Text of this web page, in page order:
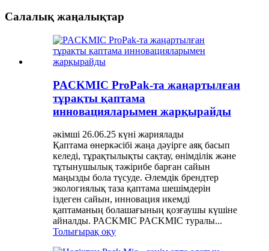
Салалық жаңалықтар
PACKMIC ProPak-та жаңартылған
тұрақты қаптама
инновацияларымен жарқырайды
әкімші 26.06.25 күні жариялады
Қаптама өнеркәсібі жаңа дәуірге аяқ басып
келеді, тұрақтылықты сақтау, өнімділік және
тұтынушылық тәжірибе барған сайын
маңызды бола түсуде. Әлемдік брендтер
экологиялық таза қаптама шешімдерін
іздеген сайын, инновация икемді
қаптаманың болашағының қозғаушы күшіне
айналды. PACKMIC PACKMIC туралы...
Толығырақ оқу